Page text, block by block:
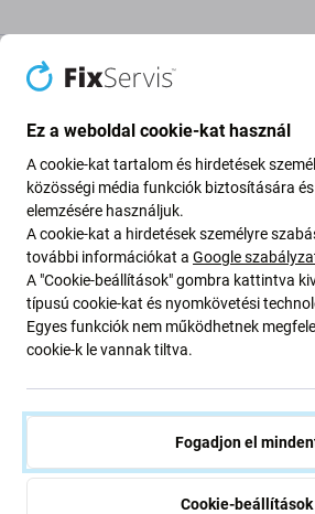
Leírás és specifikáció
Ragasztó az LCD-kijelző
következőhöz: Apple
Ha szétszedte Apple iPhone 14 Pro
ragasztóravan szüksége, akkor erre
szüksége ahhoz, hogy eszköze ismét
Alkatrészek minősége
Minőség: Utángyártott- Az
alkatrész ugyanazon szabványok,
Ez a weboldal cookie-kat használ
A cookie-kat tartalom és hirdetések
közösségi média funkciók biztosítására
elemzésére használjuk.
A cookie-kat a hirdetések személyre
további információkat a Google
A "Cookie-beállítások" gombra kattintva
típusú cookie-kat és nyomkövetési
Egyes funkciók nem működhetnek
cookie-k le vannak tiltva.
Fogadjon el
Cookie-beállítások